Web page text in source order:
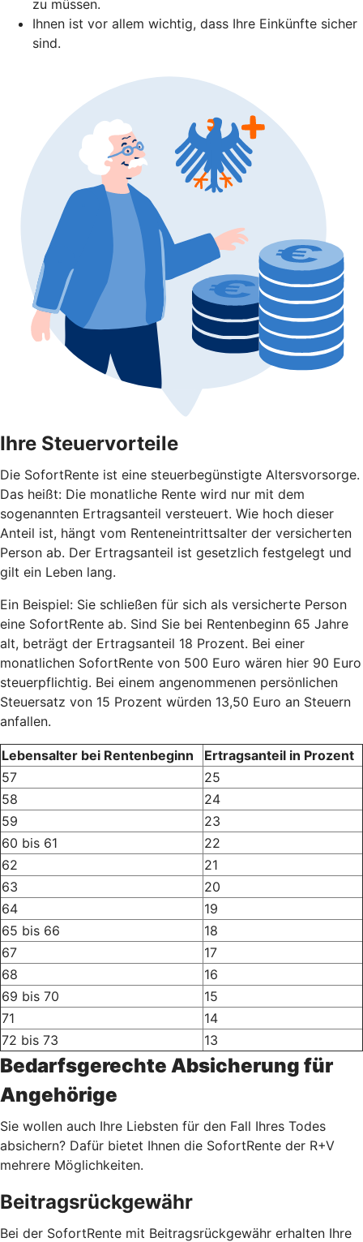
zu müssen.
Ihnen ist vor allem wichtig, dass Ihre Einkünfte sicher
sind.
Ihre Steuervorteile
Die SofortRente ist eine steuerbegünstigte Altersvorsorge.
Das heißt: Die monatliche Rente wird nur mit dem
sogenannten Ertragsanteil versteuert. Wie hoch dieser
Anteil ist, hängt vom Renteneintrittsalter der versicherten
Person ab. Der Ertragsanteil ist gesetzlich festgelegt und
gilt ein Leben lang.
Ein Beispiel: Sie schließen für sich als versicherte Person
eine SofortRente ab. Sind Sie bei Rentenbeginn 65 Jahre
alt, beträgt der Ertragsanteil 18 Prozent. Bei einer
monatlichen SofortRente von 500 Euro wären hier 90 Euro
steuerpflichtig. Bei einem angenommenen persönlichen
Steuersatz von 15 Prozent würden 13,50 Euro an Steuern
anfallen.
Lebensalter bei Rentenbeginn
Ertragsanteil in Prozent
57
25
58
24
59
23
60 bis 61
22
62
21
63
20
64
19
65 bis 66
18
67
17
68
16
69 bis 70
15
71
14
72 bis 73
13
Bedarfsgerechte Absicherung für
Angehörige
Sie wollen auch Ihre Liebsten für den Fall Ihres Todes
absichern? Dafür bietet Ihnen die SofortRente der R+V
mehrere Möglichkeiten.
Beitragsrückgewähr
Bei der SofortRente mit Beitragsrückgewähr erhalten Ihre